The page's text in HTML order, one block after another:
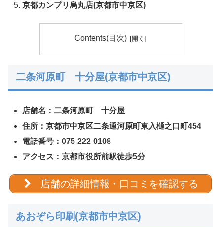
京都カンプリ烏丸店(京都市中京区)
Contents(目次)
二条河原町 十分屋(京都市中京区)
店舗名：二条河原町 十分屋
住所：京都市中京区二条通河原町東入樋之口町454
電話番号：075-222-0108
アクセス：京都市役所前駅徒歩5分
店舗の詳細情報・口コミを確認する
あおぞら印刷(京都市中京区)